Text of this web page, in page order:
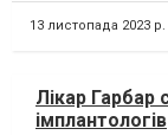
13 листопада 2023 р.
Лікар Гарбар
імплантологів